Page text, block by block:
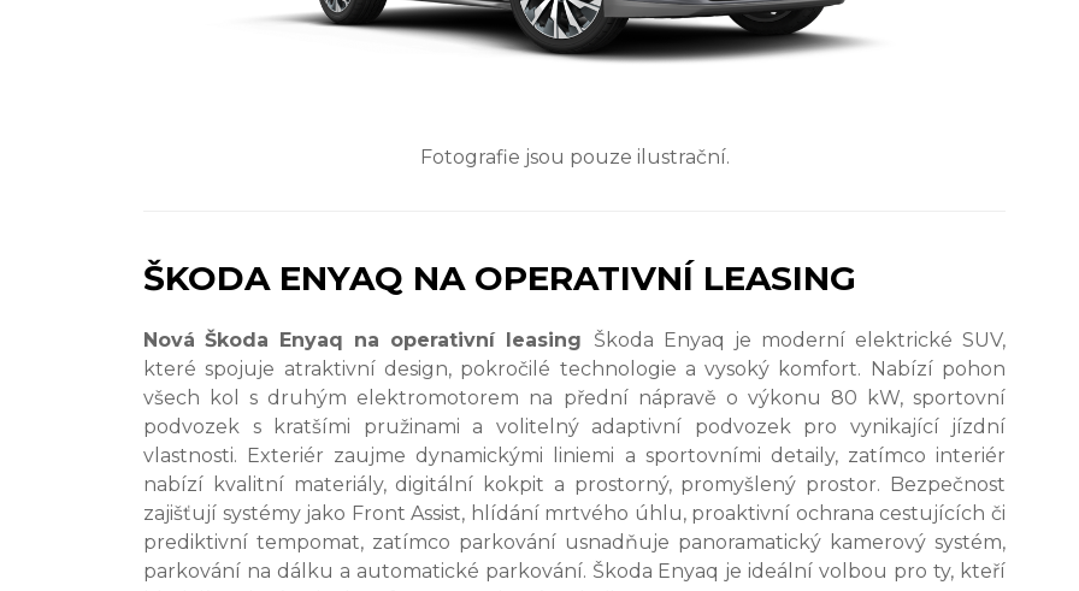
Fotografie jsou pouze ilustrační.
ŠKODA ENYAQ NA OPERATIVNÍ LEASING
Nová Škoda Enyaq na operativní leasing Škoda Enyaq je moderní elektrické SUV,
které spojuje atraktivní design, pokročilé technologie a vysoký komfort. Nabízí pohon
všech kol s druhým elektromotorem na přední nápravě o výkonu 80 kW, sportovní
podvozek s kratšími pružinami a volitelný adaptivní podvozek pro vynikající jízdní
vlastnosti. Exteriér zaujme dynamickými liniemi a sportovními detaily, zatímco interiér
nabízí kvalitní materiály, digitální kokpit a prostorný, promyšlený prostor. Bezpečnost
zajišťují systémy jako Front Assist, hlídání mrtvého úhlu, proaktivní ochrana cestujících či
prediktivní tempomat, zatímco parkování usnadňuje panoramatický kamerový systém,
parkování na dálku a automatické parkování. Škoda Enyaq je ideální volbou pro ty, kteří